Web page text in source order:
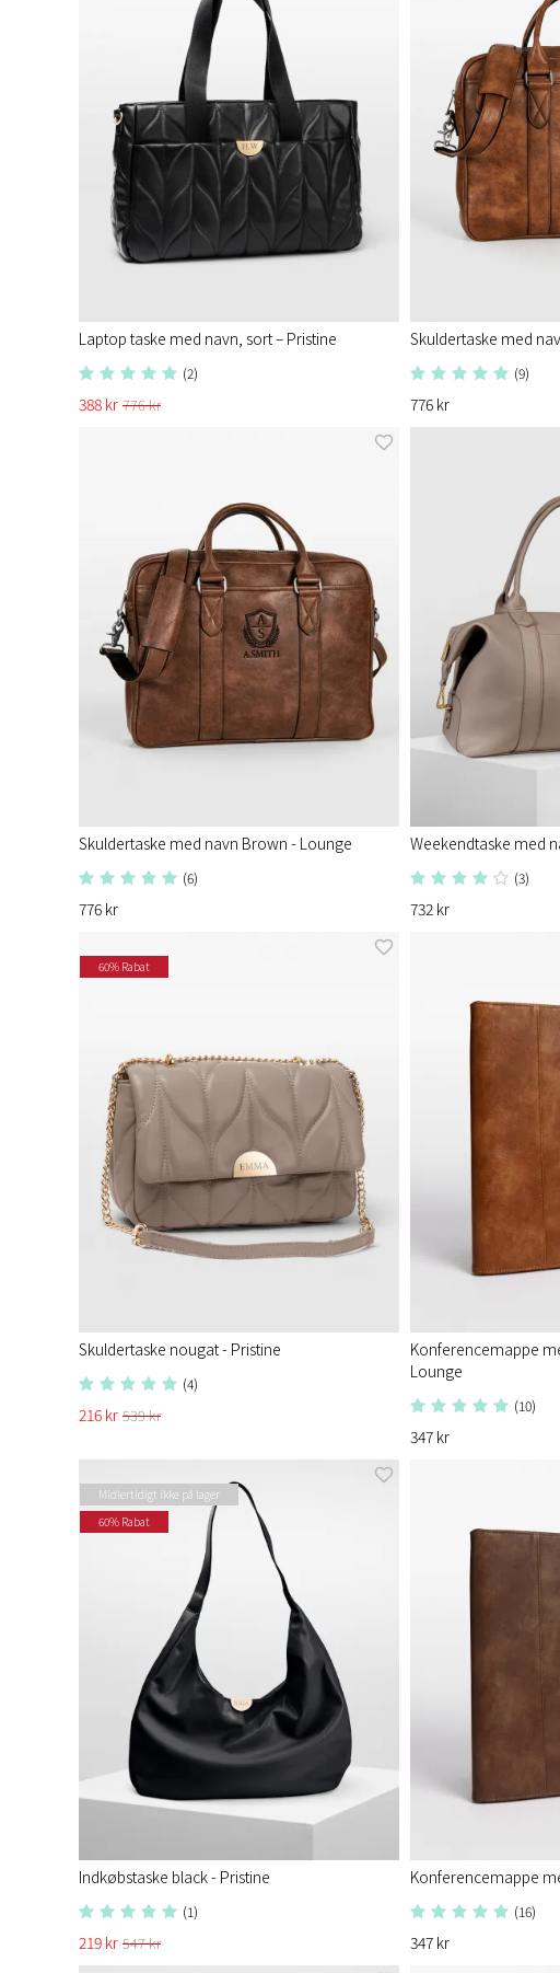
Laptop taske med navn, sort – Pristine
(2)
388 kr 776 kr
Skuldertaske med
(9)
776 kr
Skuldertaske med navn Brown - Lounge
(6)
776 kr
Weekendtaske med
(3)
732 kr
60% Rabat
Skuldertaske nougat - Pristine​
(4)
216 kr 539 kr
Konferencemappe
Lounge
(10)
347 kr
Midlertidigt ikke på lager
60% Rabat
Indkøbstaske black - Pristine​
(1)
219 kr 547 kr
Konferencemappe
(16)
347 kr